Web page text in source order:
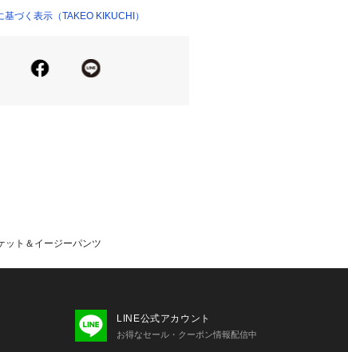
すのでコードを前に出したOFF
長い夏場のシーンに活躍してくれ
づく表示（TAKEO KIKUCHI）
ット＆イージーパンツ
LINE公式アカウント
お得なセール・クーポン情報配信中